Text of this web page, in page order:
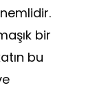
bir
bu